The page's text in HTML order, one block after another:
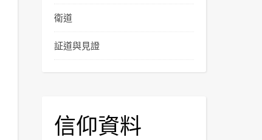
衛道
証道與見證
信仰資料